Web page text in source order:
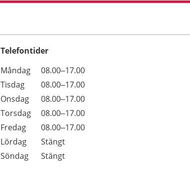
Telefontider
Dag
Öppettider
Kommentarer
Måndag
08.00–17.00
Tisdag
08.00–17.00
Onsdag
08.00–17.00
Torsdag
08.00–17.00
Fredag
08.00–17.00
Lördag
Stängt
Söndag
Stängt